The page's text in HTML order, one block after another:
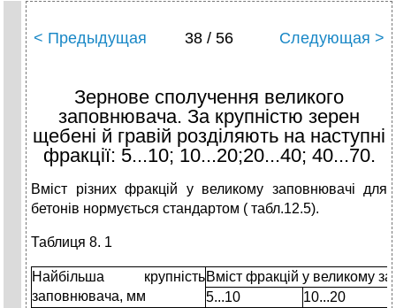
< Предыдущая 38 / 56 Следующая >
Зернове сполучення великого
заповнювача. За крупністю зерен
щебені й гравій розділяють на наступні
фракції: 5...10; 10...20;20...40; 40...70.
Вміст різних фракцій у великому заповнювачі для
бетонів нормується стандартом ( табл.12.5).
Таблиця 8. 1
Найбільша крупність
заповнювача, мм
Вміст фракцій у великому
5...10
10...20